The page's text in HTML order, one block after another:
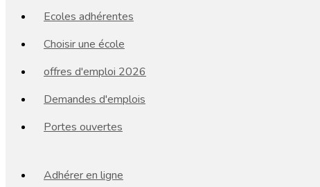
Ecoles adhérentes
Choisir une école
offres d'emploi 2026
Demandes d'emplois
Portes ouvertes
Adhérer en ligne